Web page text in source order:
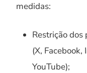
medidas:
Restrição dos
(X,
YouTube);